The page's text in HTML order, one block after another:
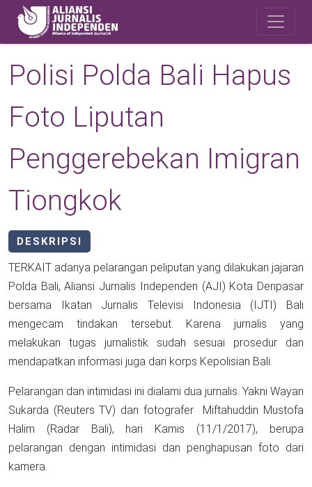
Skip to main content
Polisi Polda Bali Hapus
Foto Liputan
Penggerebekan Imigran
Tiongkok
DESKRIPSI
TERKAIT adanya pelarangan peliputan yang dilakukan jajaran
Polda Bali, Aliansi Jurnalis Independen (AJI) Kota Denpasar
bersama Ikatan Jurnalis Televisi Indonesia (IJTI) Bali
mengecam tindakan tersebut. Karena jurnalis yang
melakukan tugas jurnalistik sudah sesuai prosedur dan
mendapatkan informasi juga dari korps Kepolisian Bali.
Pelarangan dan intimidasi ini dialami dua jurnalis. Yakni Wayan
Sukarda (Reuters TV) dan fotografer Miftahuddin Mustofa
Halim (Radar Bali), hari Kamis (11/1/2017), berupa
pelarangan dengan intimidasi dan penghapusan foto dari
kamera.